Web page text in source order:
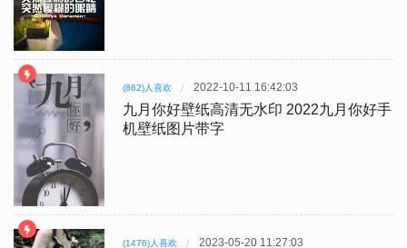
(862)人喜欢 2022-10-11 16:42:03
九月你好壁纸高清无水印 2022九月你好手
机壁纸图片带字
(1476)人喜欢 2023-05-20 11:27:03